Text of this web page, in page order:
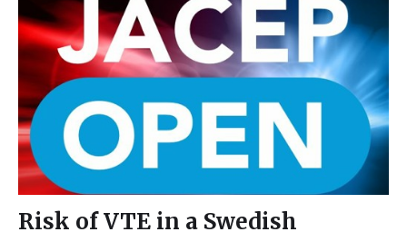
Risk of VTE in a Swedish